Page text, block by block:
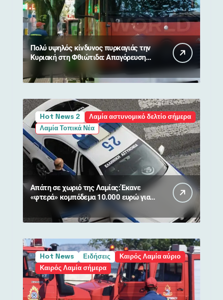
Πολύ υψηλός κίνδυνος πυρκαγιάς την
Κυριακή στη Φθιώτιδα: Απαγόρευση
NATURA
Hot News 2
Λαμία αστυνομικό δελτίο σήμερα
Λαμία Τοπικά Νέα
Απάτη σε χωριό της Λαμίας: Έκανε
«φτερά» κομπόδεμα 10.000 ευρώ για
Hot News Ειδήσεις
Καιρός Λαμία αύριο
Καιρός Λαμία σήμερα